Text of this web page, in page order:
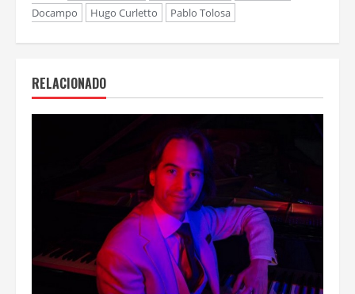
Docampo
Hugo Curletto Pablo Tolosa
RELACIONADO